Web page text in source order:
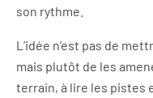
son rythme.
L’idée n’est pas de
mais plutôt de les
terrain, à lire les pistes